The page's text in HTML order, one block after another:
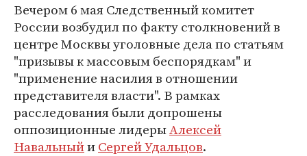
Вечером 6 мая Следственный комитет
России возбудил по факту столкновений в
центре Москвы уголовные дела по статьям
"призывы к массовым беспорядкам" и
"применение насилия в отношении
представителя власти". В рамках
расследования были допрошены
оппозиционные лидерыАлексей
НавальныйиСергей Удальцов.